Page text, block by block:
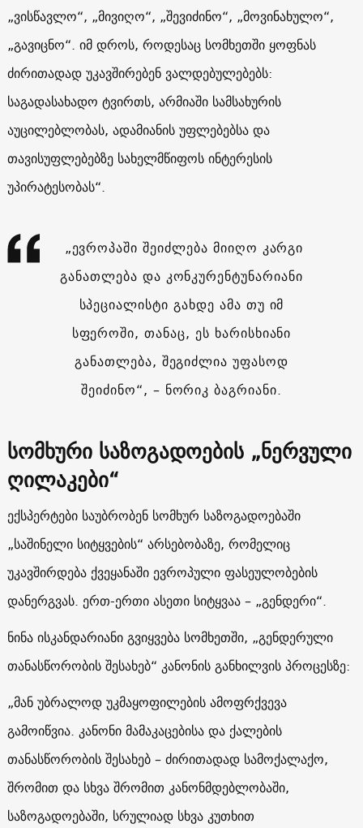
„ვისწავლო“, „მივიღო“, „შევიძინო“, „მოვინახულო“,
„გავიცნო“. იმ დროს, როდესაც სომხეთში ყოფნას
ძირითადად უკავშირებენ ვალდებულებებს:
საგადასახადო ტვირთს, არმიაში სამსახურის
აუცილებლობას, ადამიანის უფლებებსა და
თავისუფლებებზე სახელმწიფოს ინტერესის
უპირატესობას“.
„ევროპაში შეიძლება მიიღო კარგი
განათლება და კონკურენტუნარიანი
სპეციალისტი გახდე ამა თუ იმ
სფეროში, თანაც, ეს ხარისხიანი
განათლება, შეგიძლია უფასოდ
შეიძინო“, – ნორიკ ბაგრიანი.
სომხური საზოგადოების „ნერვული
ღილაკები“
ექსპერტები საუბრობენ სომხურ საზოგადოებაში
„საშინელი სიტყვების“ არსებობაზე, რომელიც
უკავშირდება ქვეყანაში ევროპული ფასეულობების
დანერგვას. ერთ-ერთი ასეთი სიტყვაა – „გენდერი“.
ნინა ისკანდარიანი გვიყვება სომხეთში, „გენდერული
თანასწორობის შესახებ“ კანონის განხილვის პროცესზე:
„მან უბრალოდ უკმაყოფილების ამოფრქვევა
გამოიწვია. კანონი მამაკაცებისა და ქალების
თანასწორობის შესახებ – ძირითადად სამოქალაქო,
შრომით და სხვა შრომით კანონმდებლობაში,
საზოგადოებაში, სრულიად სხვა კუთხით